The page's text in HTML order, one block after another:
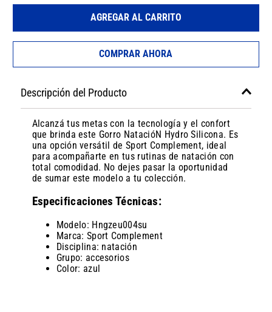
AGREGAR AL CARRITO
COMPRAR AHORA
Descripción del Producto
Alcanzá tus metas con la tecnología y el confort
que brinda este Gorro NatacióN Hydro Silicona. Es
una opción versátil de Sport Complement, ideal
para acompañarte en tus rutinas de natación con
total comodidad. No dejes pasar la oportunidad
de sumar este modelo a tu colección.
Especificaciones Técnicas:
Modelo: Hngzeu004su
Marca: Sport Complement
Disciplina: natación
Grupo: accesorios
Color: azul